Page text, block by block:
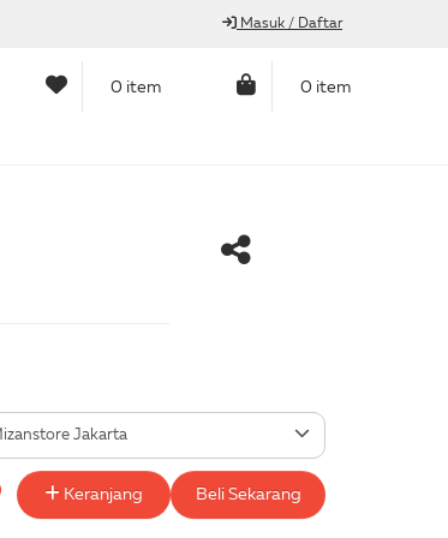
Masuk / Daftar
0 item 0 item
Jakarta
Keranjang Beli Sekarang